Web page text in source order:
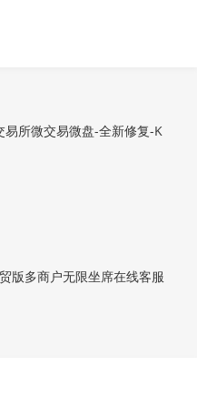
所微交易微盘-全新修复-K
版多商户无限坐席在线客服